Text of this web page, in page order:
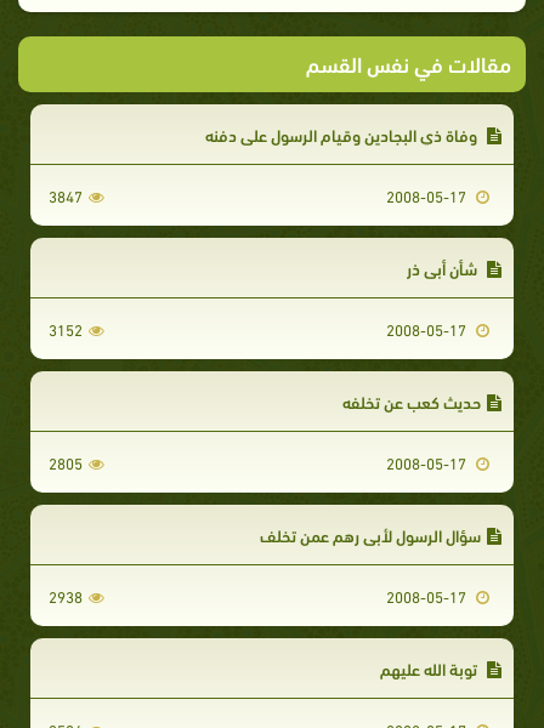
مقالات في نفس القسم
وفاة ذي البجادين وقيام الرسول على دفنه
3847
شأن أبي ذر
3152
حديث كعب عن تخلفه
2805
سؤال الرسول لأبي رهم عمن تخلف
2938
توبة الله عليهم